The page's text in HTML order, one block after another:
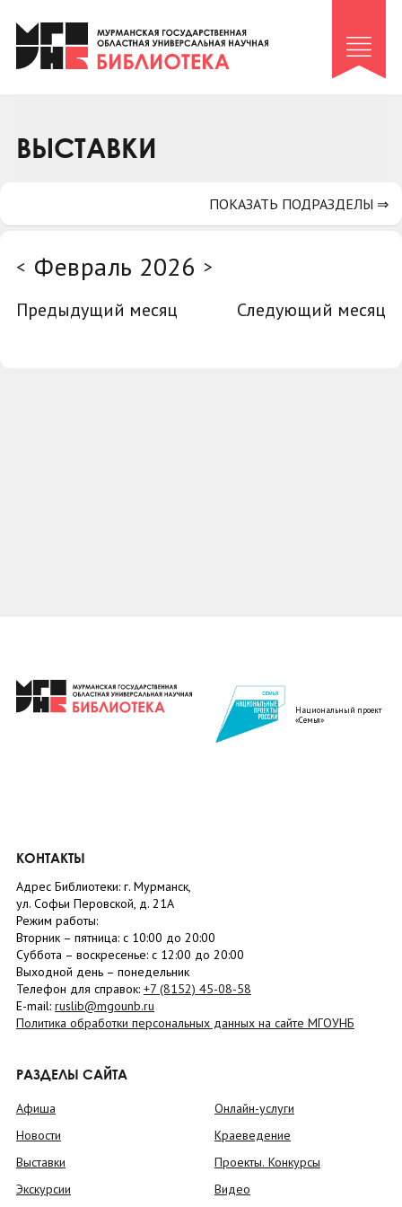
Клуб «Гиря и сельдерей»
Клуб «Семейный архив»
Коллегам
ВЫСТАВКИ
< Февраль 2026 >
Предыдущий месяц
Следующий месяц
ПОКАЗАТЬ ПОДРАЗДЕЛЫ ⇒
Национальный проект
«Семья»
КОНТАКТЫ
Адрес Библиотеки: г. Мурманск,
ул. Софьи Перовской, д. 21А
Режим работы:
Вторник – пятница: с 10:00 до 20:00
Суббота – воскресенье: c 12:00 до 20:00
Выходной день – понедельник
Телефон для справок: +7 (8152) 45-08-58
E-mail: ruslib@mgounb.ru
Политика обработки персональных данных на сайте МГОУНБ
РАЗДЕЛЫ САЙТА
Афиша
Новости
Выставки
Экскурсии
Онлайн-услуги
Краеведение
Проекты. Конкурсы
Видео